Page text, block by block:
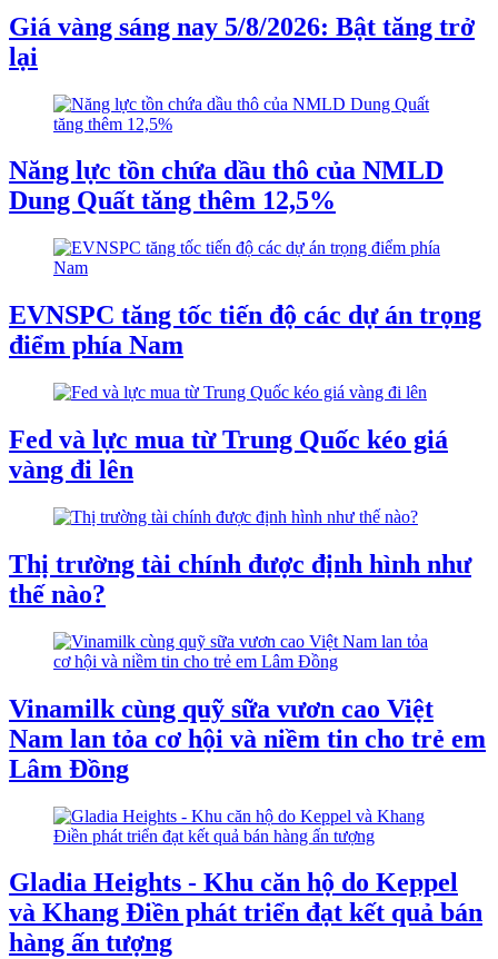
Giá vàng sáng nay 5/8/2026: Bật tăng trở
lại
Năng lực tồn chứa dầu thô của NMLD
Dung Quất tăng thêm 12,5%
EVNSPC tăng tốc tiến độ các dự án trọng
điểm phía Nam
Fed và lực mua từ Trung Quốc kéo giá
vàng đi lên
Thị trường tài chính được định hình như
thế nào?
Vinamilk cùng quỹ sữa vươn cao Việt
Nam lan tỏa cơ hội và niềm tin cho trẻ em
Lâm Đồng
Gladia Heights - Khu căn hộ do Keppel
và Khang Điền phát triển đạt kết quả bán
hàng ấn tượng